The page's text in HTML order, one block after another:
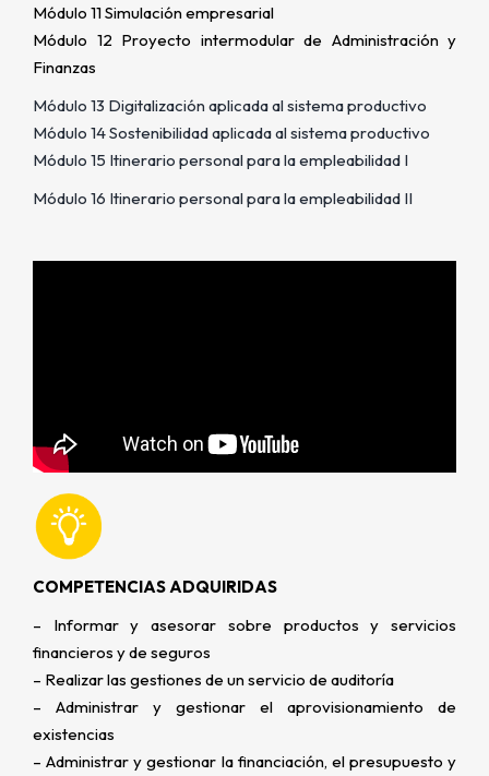
Módulo 11 Simulación empresarial
Módulo 12 Proyecto intermodular de Administración y
Finanzas
Módulo 13 Digitalización aplicada al sistema productivo
Módulo 14 Sostenibilidad aplicada al sistema productivo
Módulo 15 Itinerario personal para la empleabilidad I
Módulo 16 Itinerario personal para la empleabilidad II
COMPETENCIAS ADQUIRIDAS
– Informar y asesorar sobre productos y servicios
financieros y de seguros
– Realizar las gestiones de un servicio de auditoría
– Administrar y gestionar el aprovisionamiento de
existencias
– Administrar y gestionar la financiación, el presupuesto y